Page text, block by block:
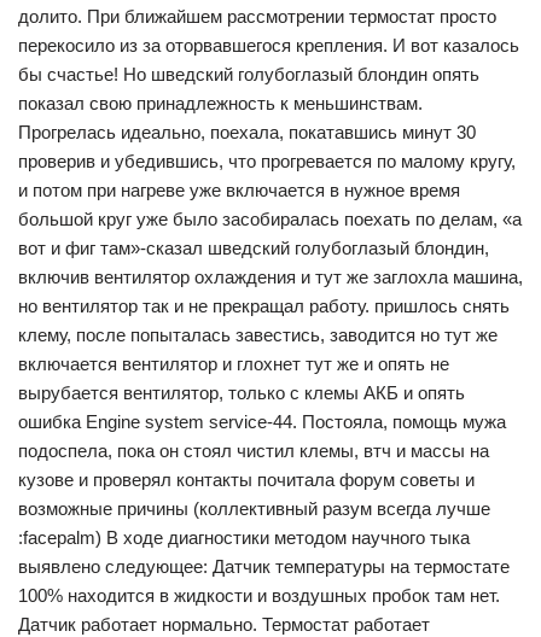
долито. При ближайшем рассмотрении термостат просто
перекосило из за оторвавшегося крепления. И вот казалось
бы счастье! Но шведский голубоглазый блондин опять
показал свою принадлежность к меньшинствам.
Прогрелась идеально, поехала, покатавшись минут 30
проверив и убедившись, что прогревается по малому кругу,
и потом при нагреве уже включается в нужное время
большой круг уже было засобиралась поехать по делам, «а
вот и фиг там»-сказал шведский голубоглазый блондин,
включив вентилятор охлаждения и тут же заглохла машина,
но вентилятор так и не прекращал работу. пришлось снять
клему, после попыталась завестись, заводится но тут же
включается вентилятор и глохнет тут же и опять не
вырубается вентилятор, только с клемы АКБ и опять
ошибка Engine system service-44. Постояла, помощь мужа
подоспела, пока он стоял чистил клемы, втч и массы на
кузове и проверял контакты почитала форум советы и
возможные причины (коллективный разум всегда лучше
:facepalm) В ходе диагностики методом научного тыка
выявлено следующее: Датчик температуры на термостате
100% находится в жидкости и воздушных пробок там нет.
Датчик работает нормально. Термостат работает